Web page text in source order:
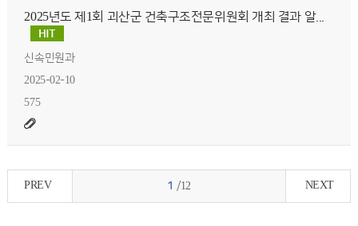
2025년도 제1회 괴산군 건축구조전문위원회 개최 결과 알...
신속민원과
2025-02-10
575
PREV 1 /12 NEXT